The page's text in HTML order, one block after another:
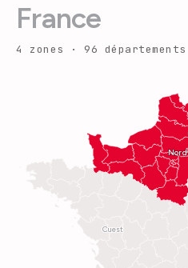
France
4 zones · 96 départements
Nord
Ouest